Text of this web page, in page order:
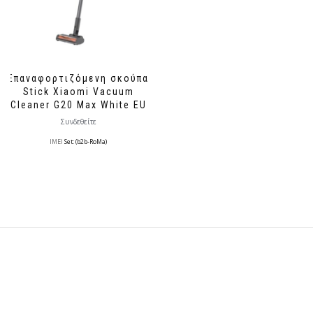
Επαναφορτιζόμενη σκούπα
Stick Xiaomi Vacuum
Cleaner G20 Max White EU
Συνδεθείτε
IMEI Set: (b2b-RoMa)